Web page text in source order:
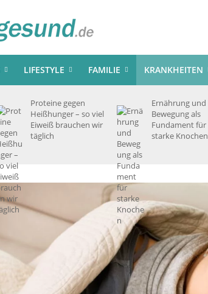
LIFESTYLE FAMILIE KRANKHEITEN
Proteine gegen
Heißhunger – so viel
Eiweiß brauchen wir
täglich
Ernährung und
Bewegung als
Fundament für
starke Knochen